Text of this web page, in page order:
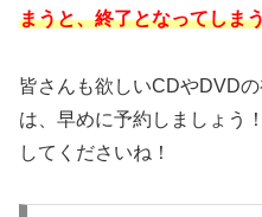
まうと、終了となってしま
皆さんも欲しいCDやDVD
は、早めに予約しましょう
してくださいね！